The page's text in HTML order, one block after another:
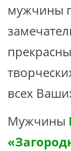
мужчины
всех
Мужчины